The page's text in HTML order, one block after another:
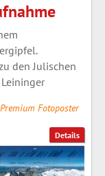
Details
den Julischen
Premium Fotoposter